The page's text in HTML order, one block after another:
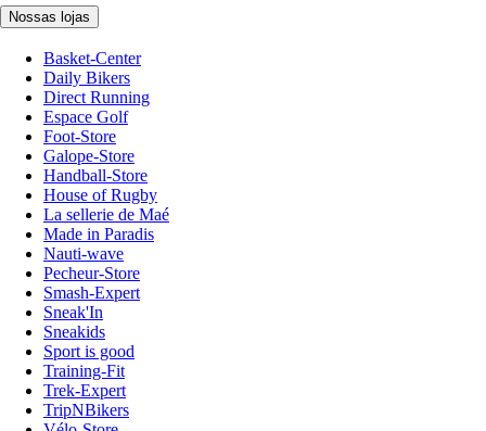
Nossas lojas
Basket-Center
Daily Bikers
Direct Running
Espace Golf
Foot-Store
Galope-Store
Handball-Store
House of Rugby
La sellerie de Maé
Made in Paradis
Nauti-wave
Pecheur-Store
Smash-Expert
Sneak'In
Sneakids
Sport is good
Training-Fit
Trek-Expert
TripNBikers